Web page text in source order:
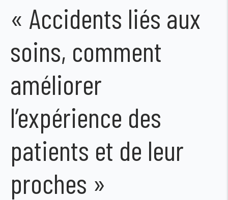
« Accidents liés aux
soins, comment
améliorer
l’expérience des
patients et de leur
proches »